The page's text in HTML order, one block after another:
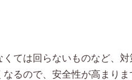
ては回らないものなど、対
るので、安全性が高まりま